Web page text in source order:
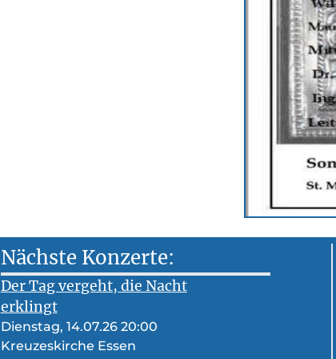
Nächste Konzerte:
Der Tag vergeht, die Nacht
erklingt
Dienstag, 14.07.26 20:00
Kreuzeskirche Essen